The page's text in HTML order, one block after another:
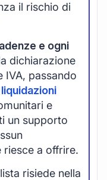
il rischio di
e ogni
dichiarazione
IVA, passando
liquidazioni
e
un supporto
a offrire.
risiede nella